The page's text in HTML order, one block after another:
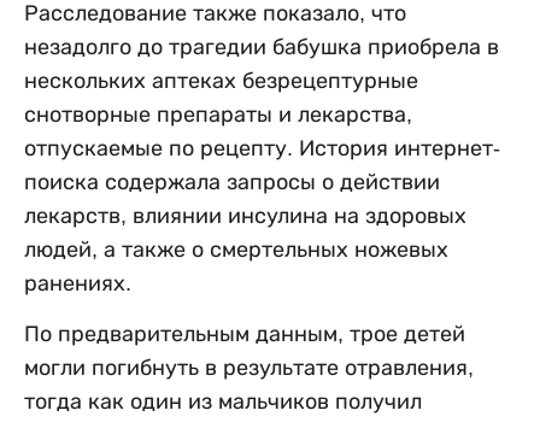
Расследование также показало, что
незадолго до трагедии бабушка приобрела в
нескольких аптеках безрецептурные
снотворные препараты и лекарства,
отпускаемые по рецепту. История интернет-
поиска содержала запросы о действии
лекарств, влиянии инсулина на здоровых
людей, а также о смертельных ножевых
ранениях.
По предварительным данным, трое детей
могли погибнуть в результате отравления,
тогда как один из мальчиков получил